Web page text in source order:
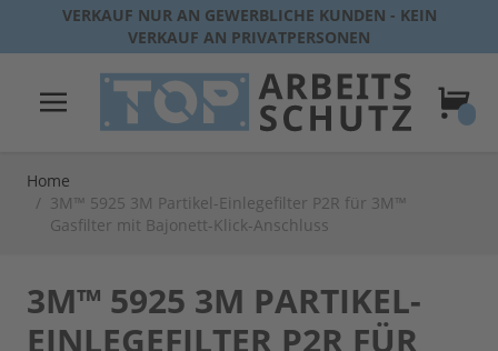
Direkt zum Inhalt
VERKAUF NUR AN GEWERBLICHE KUNDEN - KEIN
VERKAUF AN PRIVATPERSONEN
Home
/ 3M™ 5925 3M Partikel-Einlegefilter P2R für 3M™
Gasfilter mit Bajonett-Klick-Anschluss
3M™ 5925 3M PARTIKEL-
EINLEGEFILTER P2R FÜR